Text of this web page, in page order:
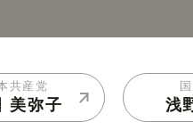
共産党
美弥子 浅